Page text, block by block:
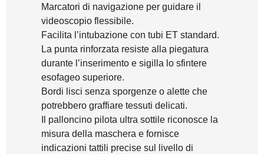
Marcatori di navigazione per guidare il
videoscopio flessibile.
Facilita l’intubazione con tubi ET standard.
La punta rinforzata resiste alla piegatura
durante l’inserimento e sigilla lo sfintere
esofageo superiore.
Bordi lisci senza sporgenze o alette che
potrebbero graffiare tessuti delicati.
Il palloncino pilota ultra sottile riconosce la
misura della maschera e fornisce
indicazioni tattili precise sul livello di